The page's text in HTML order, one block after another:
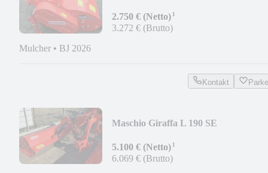
2.750 € (Netto)¹
3.272 € (Brutto)
Mulcher • BJ 2026
Kontakt
Maschio Giraffa L 190 SE
5.100 € (Netto)¹
6.069 € (Brutto)